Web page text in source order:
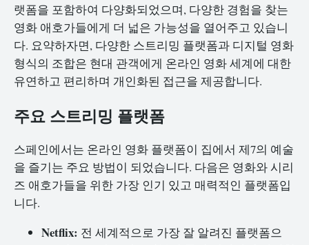
랫폼을 포함하여 다양화되었으며, 다양한 경험을 찾는
영화 애호가들에게 더 넓은 가능성을 열어주고 있습니
다. 요약하자면, 다양한 스트리밍 플랫폼과 디지털 영화
형식의 조합은 현대 관객에게 온라인 영화 세계에 대한
유연하고 편리하며 개인화된 접근을 제공합니다.
주요 스트리밍 플랫폼
스페인에서는 온라인 영화 플랫폼이 집에서 제7의 예술
을 즐기는 주요 방법이 되었습니다. 다음은 영화와 시리
즈 애호가들을 위한 가장 인기 있고 매력적인 플랫폼입
니다.
Netflix: 전 세계적으로 가장 잘 알려진 플랫폼으